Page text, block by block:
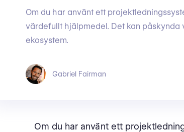
Om du har använt ett
värdefullt hjälpmedel. Det kan
ekosystem.
Gabriel Fairman
Om du har använt ett